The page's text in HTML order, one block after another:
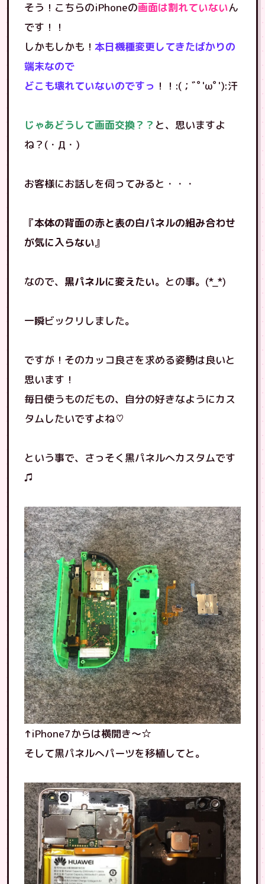
そう！こちらのiPhoneの画面は割れていないん
です！！
しかもしかも！ 本日機種変更してきたばかりの
端末なので
どこも壊れていないのですっ ！！:(；ﾞﾟ'ωﾟ'):汗
じゃあどうして画面交換？？ と、思いますよ
ね？(・Д・)
お客様にお話しを伺ってみると・・・
『本体の背面の赤と表の白パネルの組み合わせ
が気に入らない』
なので、 黒パネルに変えたい。との事。(*_*)
一瞬ビックリしました。
ですが！そのカッコ良さを求める姿勢は良いと
思います！
毎日使うものだもの、自分の好きなようにカス
タムしたいですよね♡
という事で、さっそく黒パネルへカスタムです
♫
↑iPhone7からは横開き〜☆
そして黒パネルへパーツを移植してと。